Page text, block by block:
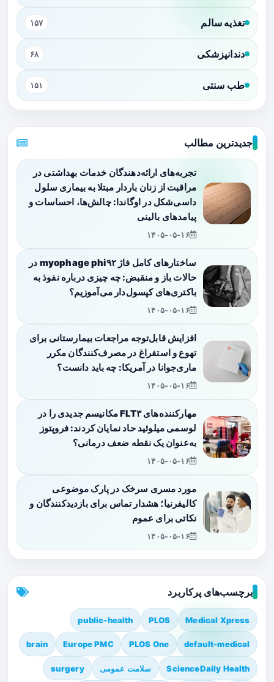
تغذیه سالم ۱۵۷
دندانپزشکی ۶۸
طب سنتی ۱۵۱
جدیدترین مطالب
تجربه‌های ارائه‌دهندگان خدمات بهداشتی در
مراقبت از زنان باردار مبتلا به بیماری سلول
داسی‌شکل در اوگاندا: چالش‌ها، احساسات و
پیامدهای بالینی
۱۴۰۵-۰۵-۱۶
ساختارهای کامل فاژ myophage phi۹۲ در
حالات باز و منقبض: چه چیزی درباره نفوذ به
باکتری‌های کپسول‌دار می‌آموزیم؟
۱۴۰۵-۰۵-۱۶
افزایش قابل‌توجه مراجعات بیمارستانی برای
تهوع و استفراغ در مصرف‌کنندگان مکرر
ماری‌جوانا در آمریکا: چه باید دانست؟
۱۴۰۵-۰۵-۱۶
مهارکننده‌های FLT۳ مکانیسم جدیدی را در
لوسمی میلوئید حاد نمایان کردند: فروپتوز
به‌عنوان یک نقطه ضعف درمانی؟
۱۴۰۵-۰۵-۱۶
مورد مسری سرخک در پارک موضوعی
کالیفرنیا؛ هشدار تماس برای بازدیدکنندگان و
نکاتی برای عموم
۱۴۰۵-۰۵-۱۶
برچسب‌های پرکاربرد
Medical Xpress
PLOS
public-health
default-medical
PLOS One
Europe PMC
brain
ScienceDaily Health سلامت عمومی surgery